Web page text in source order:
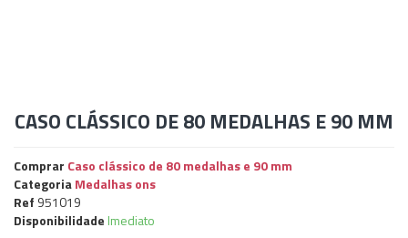
CASO CLÁSSICO DE 80 MEDALHAS E 90 MM
Comprar Caso clássico de 80 medalhas e 90 mm
CategoriaMedalhas ons
Ref 951019
Disponibilidade Imediato